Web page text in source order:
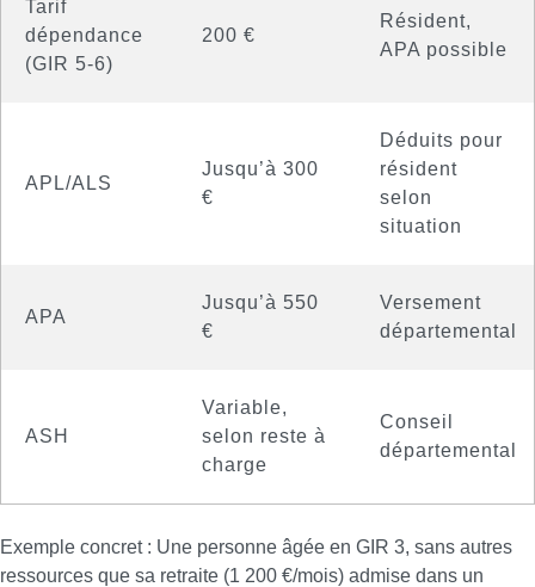
Tarif
dépendance
(GIR 5-6)
200 €
Résident,
APA possible
APL/ALS
Jusqu’à 300
€
Déduits pour
résident
selon
situation
APA
Jusqu’à 550
€
Versement
départemental
ASH
Variable,
selon reste à
charge
Conseil
départemental
Exemple concret : Une personne âgée en GIR 3, sans autres
ressources que sa retraite (1 200 €/mois) admise dans un